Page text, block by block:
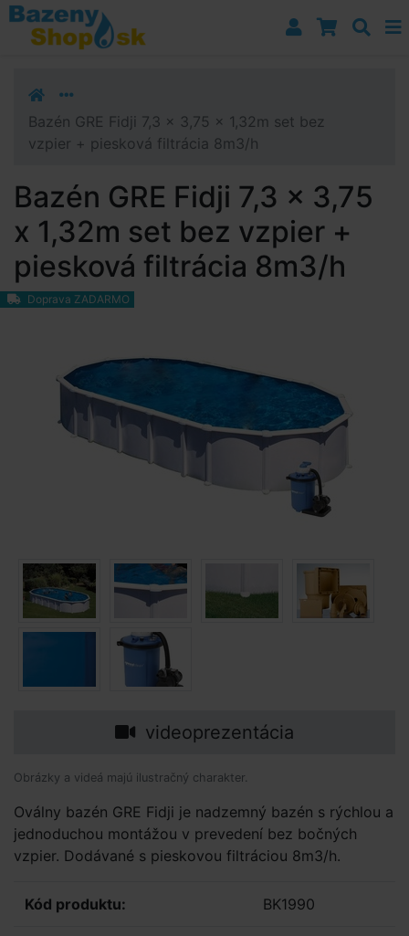
Prejsť k navigácii
Prejsť na obsah
Prejsť k bočnému stĺpci
Bazén GRE Fidji 7,3 x 3,75 x 1,32m set bez
vzpier + piesková filtrácia 8m3/h
Bazén GRE Fidji 7,3 x 3,75
x 1,32m set bez vzpier +
piesková filtrácia 8m3/h
Doprava ZADARMO
videoprezentácia
Obrázky a videá majú ilustračný charakter.
Oválny bazén GRE Fidji je nadzemný bazén s rýchlou a
jednoduchou montážou v prevedení bez bočných
vzpier. Dodávané s pieskovou filtráciou 8m3/h.
Kód produktu: BK1990